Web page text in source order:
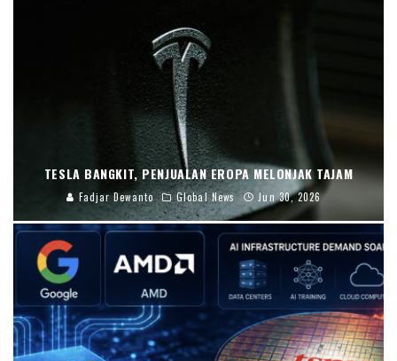
TESLA BANGKIT, PENJUALAN EROPA MELONJAK TAJAM
Fadjar Dewanto Global News Jun 30, 2026